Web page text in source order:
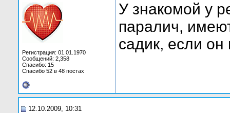
Регистрация: 01.01.1970
Сообщений: 2,358
Спасибо: 15
Спасибо 52 в 48 постах
У знакомой у
паралич,
садик, если он
12.10.2009, 10:31